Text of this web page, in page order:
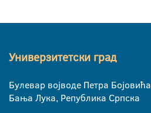
Универзитетски град
Булевар војводе Петра Бојовића
Бања Лука, Република Српска